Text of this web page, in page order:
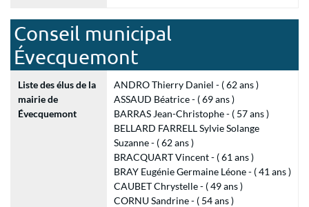
Conseil municipal
Évecquemont
Liste des élus de la
mairie de
Évecquemont
ANDRO Thierry Daniel - ( 62 ans )
ASSAUD Béatrice - ( 69 ans )
BARRAS Jean-Christophe - ( 57 ans )
BELLARD FARRELL Sylvie Solange
Suzanne - ( 62 ans )
BRACQUART Vincent - ( 61 ans )
BRAY Eugénie Germaine Léone - ( 41 ans )
CAUBET Chrystelle - ( 49 ans )
CORNU Sandrine - ( 54 ans )